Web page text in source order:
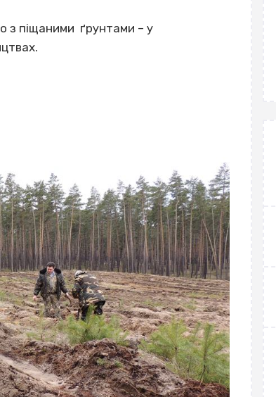
з піщаними ґрунтами – у